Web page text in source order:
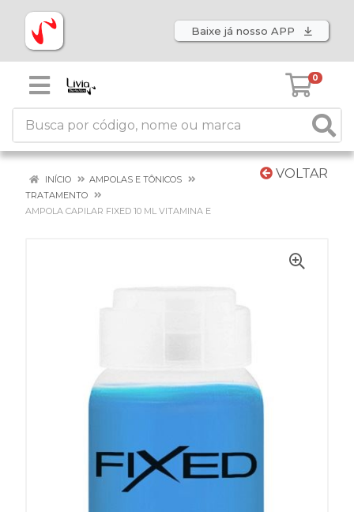
Baixe já nosso APP
0
VOLTAR
INÍCIO
AMPOLAS E TÔNICOS
TRATAMENTO
AMPOLA CAPILAR FIXED 10 ML VITAMINA E